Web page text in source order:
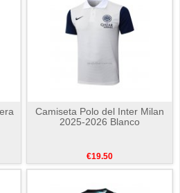
Camiseta Polo del Inter Milan
2025-2026 Blanco
€19.50